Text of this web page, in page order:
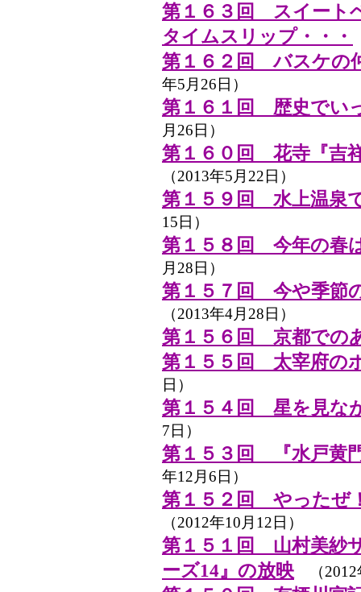
第１６３回 スイート
タイムスリップ・・・
第１６２回 バスケの
年5月26日）
第１６１回 歴史でい
月26日）
第１６０回 花寺『吉
（2013年5月22日）
第１５９回 水上温泉
15日）
第１５８回 今年の春
月28日）
第１５７回 今や季節
（2013年4月28日）
第１５６回 京都での
第１５５回 太宰府の
日）
第１５４回 星を見な
7日）
第１５３回 『水戸黄
年12月6日）
第１５２回 やったぜ
（2012年10月12日）
第１５１回 山村美紗
ーズ14』の放映 （2012